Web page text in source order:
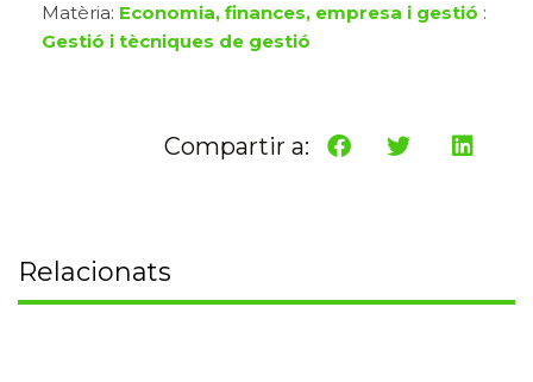
Matèria: Economia, finances, empresa i gestió :
Gestió i tècniques de gestió
Compartir a:
Relacionats